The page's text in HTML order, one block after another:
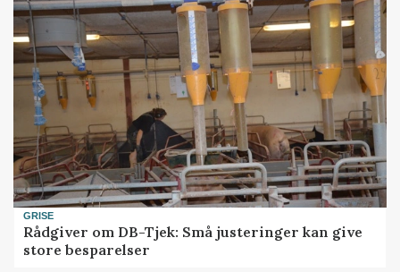
GRISE
Rådgiver om DB-Tjek: Små justeringer kan give
store besparelser